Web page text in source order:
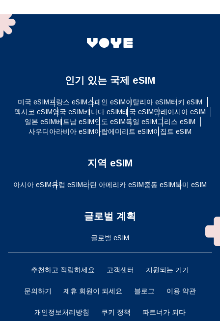
인기 있는 국제 eSIM
미국 eSIM프랑스 eSIM스페인 eSIM이탈리아 eSIM터키 eSIM
멕시코 eSIM영국 eSIM캐나다 eSIM태국 eSIM말레이시아 eSIM
일본 eSIM베트남 eSIM인도 eSIM독일 eSIM그리스 eSIM
사우디아라비아 eSIM아랍에미리트 eSIM이집트 eSIM
지역 eSIM
아시아 eSIM유럽 ​​eSIM라틴 아메리카 eSIM중동 eSIM북미 eSIM
글로벌 계획
글로벌 eSIM
추천하고 적립하세요 고객센터 지원되는 기기
문의하기 제휴 회원이 되세요 블로그 이용 약관
개인정보처리방침 쿠키 정책 파트너가 되다